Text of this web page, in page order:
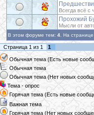
Всегда всё с
Прохожий
Мысли от
В этом форуме тем:4 . На
Страница 1 из 1 1
Обычная тема (Есть новые
Обычная тема
Обычная тема (Нет новых
Тема - опрос
Горячая тема (Есть новые
Важная тема
Горячая тема (Нет новых